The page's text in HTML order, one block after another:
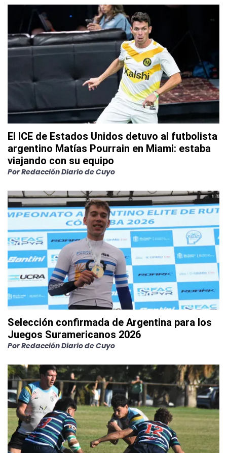
El ICE de Estados Unidos detuvo al futbolista
argentino Matías Pourrain en Miami: estaba
viajando con su equipo
PorRedacción Diario de Cuyo
Selección confirmada de Argentina para los
Juegos Suramericanos 2026
PorRedacción Diario de Cuyo